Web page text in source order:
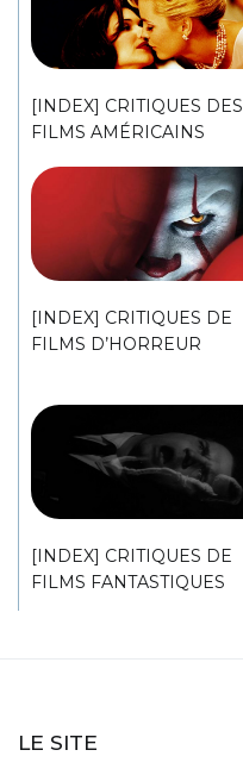
[INDEX] CRITIQUES DES
FILMS AMÉRICAINS
[INDEX] CRITIQUES DE
FILMS D’HORREUR
[INDEX] CRITIQUES DE
FILMS FANTASTIQUES
LE SITE